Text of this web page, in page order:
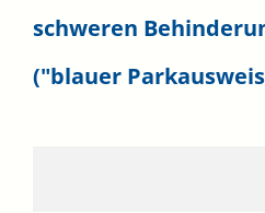
schweren
("blauer